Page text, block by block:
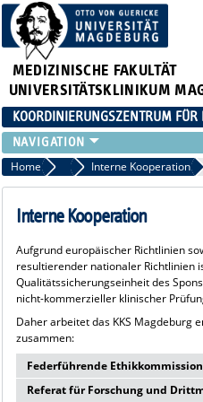
MEDIZINISCHE FAKULTÄT
UNIVERSITÄTSKLINIKUM
KOORDINIERUNGSZENTRUM FÜR
ÜBER UNS
LEISTUNGSSPEKTRUM
KLINISCHE STUDIEN DER UMMD
INTRANET
Home Über unsInterne Kooperation
Interne Kooperation
Aufgrund europäischer Richtlinien
resultierender nationaler Richtlinien
Qualitätssicherungseinheit des
nicht-kommerzieller klinischer
Daher arbeitet das KKS Magdeburg
zusammen:
Federführende
Dr. Norbert Beck
Referat für Forschung und